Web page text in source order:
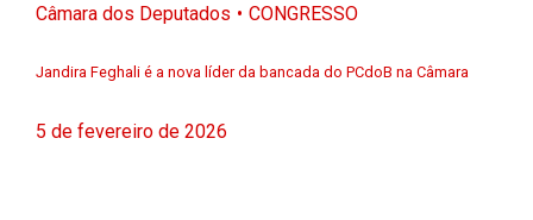
Câmara dos Deputados CONGRESSO
Jandira Feghali é a nova líder da bancada do PCdoB na Câmara
5 de fevereiro de 2026